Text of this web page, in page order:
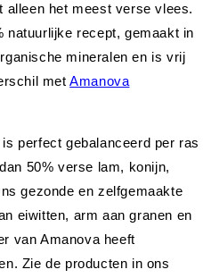
alleen het meest verse vlees.
natuurlijke recept, gemaakt in
mineralen en is vrij
metAmanova
perfect gebalanceerd per ras
50% verse lam, konijn,
gezonde en zelfgemaakte
eiwitten, arm aan granen en
van Amanova heeft
Zie de producten in ons